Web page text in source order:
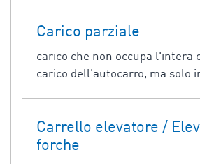
Carico parziale
carico che non occupa l'intera
carico dell'autocarro, ma solo
Carrello elevatore /
forche